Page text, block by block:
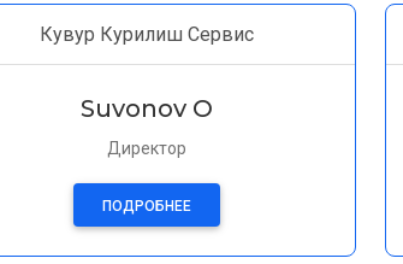
Кувур Курилиш Сервис
Suvonov O
Директор
ПОДРОБНЕЕ